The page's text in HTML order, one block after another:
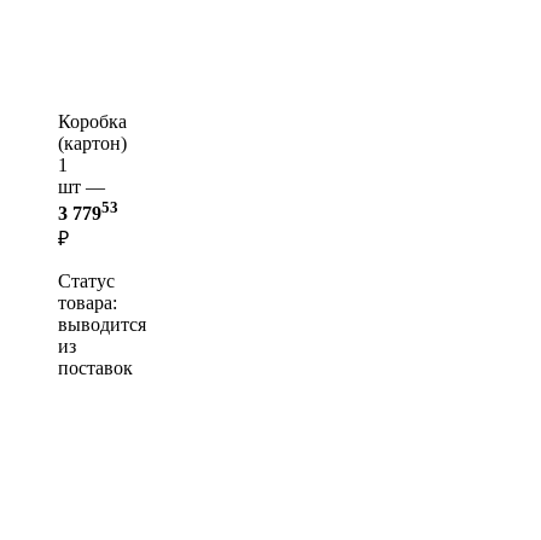
Коробка
(картон)
1
шт —
3 77953
₽
Статус
товара:
выводится
из
поставок